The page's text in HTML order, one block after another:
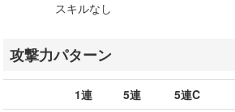
スキルなし
攻撃力パターン
1連 5連 5連C